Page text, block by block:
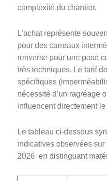
complexité du chantier.
L’achat représente
pour des carreaux
renverse pour une pose
très techniques. Le tarif
spécifiques
nécessité d’un ragréage
influencent directement
Le tableau ci-dessous
indicatives observées
2026, en distinguant